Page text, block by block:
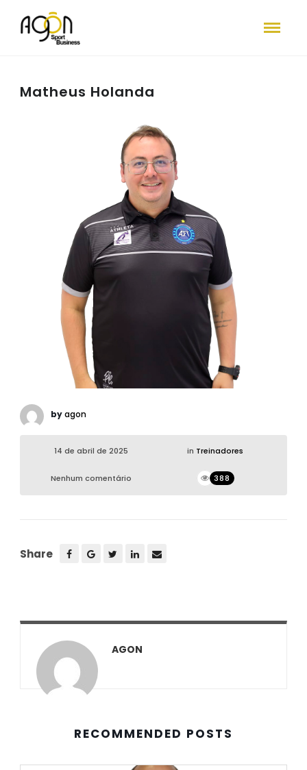
Matheus Holanda
byagon
14 de abril de 2025 in Treinadores
Nenhum comentário 388
Share
AGON
RECOMMENDED POSTS